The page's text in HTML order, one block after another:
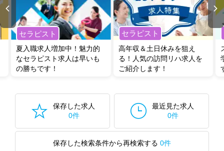
セラピスト
夏入職求人増加中！魅力的
なセラピスト求人は早いも
の勝ちです！
セラピスト
高年収＆土日休みを狙え
る！人気の訪問リハ求人を
ご紹介します！
保存した求人
0件
最近見た求人
0件
保存した検索条件から再検索する 0件